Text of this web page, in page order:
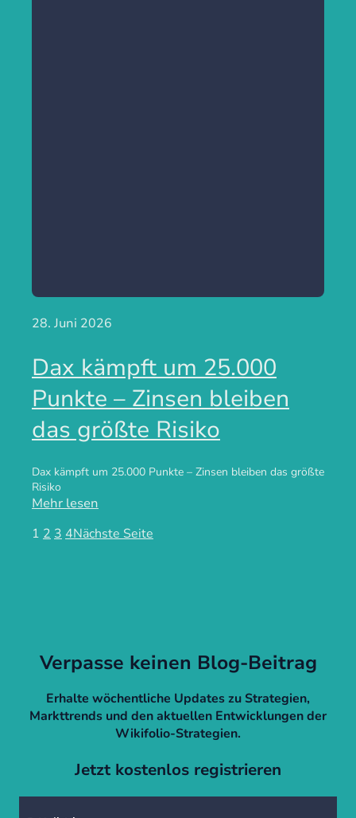
28. Juni 2026
Dax kämpft um 25.000
Punkte – Zinsen bleiben
das größte Risiko
Dax kämpft um 25.000 Punkte – Zinsen bleiben das größte
Risiko
Mehr lesen
1 2 3 4Nächste Seite
Verpasse keinen Blog-Beitrag
Erhalte wöchentliche Updates zu Strategien,
Markttrends und den aktuellen Entwicklungen der
Wikifolio-Strategien.
Jetzt kostenlos registrieren